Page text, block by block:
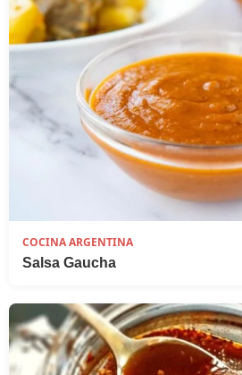
COCINA ARGENTINA
Salsa Gaucha